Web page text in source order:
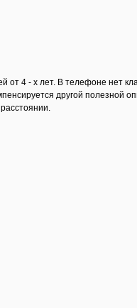
4 - х лет. В телефоне нет
другой полезной